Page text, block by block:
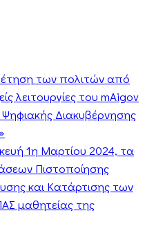
των πολιτών από
λειτουργίες του mAigov
Διακυβέρνησης
1η Μαρτίου 2024, τα
Πιστοποίησης
και Κατάρτισης των
μαθητείας της